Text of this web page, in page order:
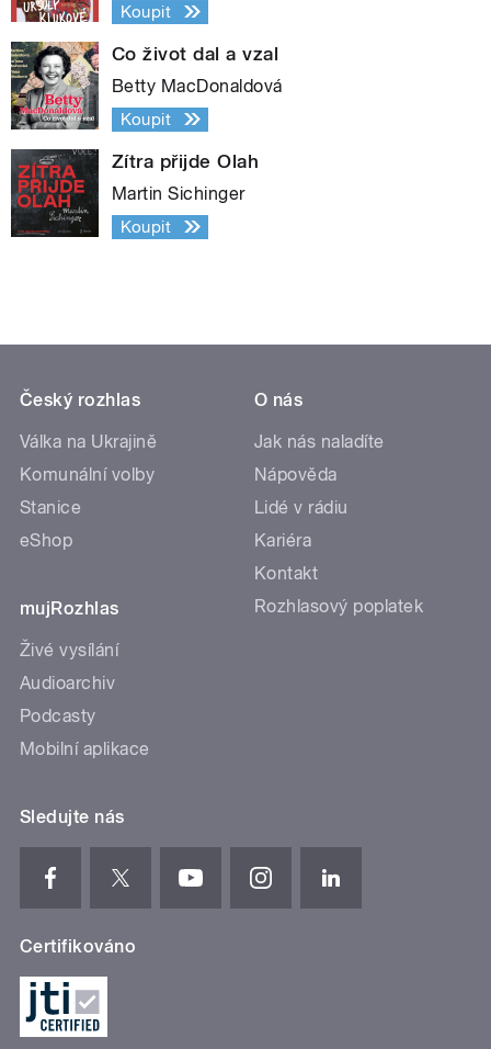
Koupit
Co život dal a vzal
Betty MacDonaldová
Koupit
Zítra přijde Olah
Martin Sichinger
Koupit
Český rozhlas
Válka na Ukrajině
Komunální volby
Stanice
eShop
mujRozhlas
Živé vysílání
Audioarchiv
Podcasty
Mobilní aplikace
O nás
Jak nás naladíte
Nápověda
Lidé v rádiu
Kariéra
Kontakt
Rozhlasový poplatek
Sledujte nás
Certifikováno